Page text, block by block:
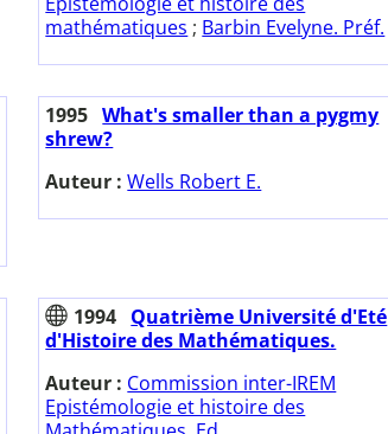
mathématiques ; Barbin Evelyne. Préf.
1995 What's smaller than a pygmy
shrew?
Auteur :Wells Robert E.
1994 Quatrième Université d'Eté
d'Histoire des Mathématiques.
Auteur : Commission inter-IREM
Epistémologie et histoire des